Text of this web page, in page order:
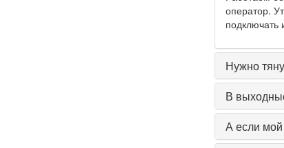
оператор.
подключать
Нужно
В
А если